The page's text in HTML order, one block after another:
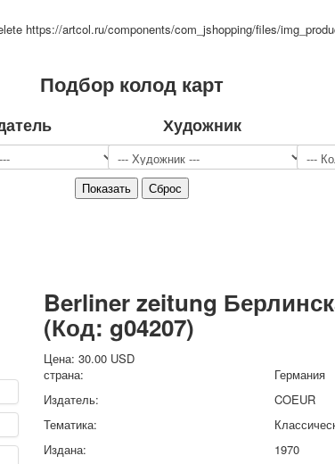
Джокеры
Комбинат Цветной Печати
Армия и полиция
Юмор
Открытки
С Новым годом!
С днём рождения!
1 мая
https://artcol.ru/components/com_jshopping/files/
Подбор колод карт
Художник
Berliner zeitung
(Код: g04207)
Цена:30.00 USD
страна:
Германия
Издатель:
COEUR
Тематика:
Издана:
1970